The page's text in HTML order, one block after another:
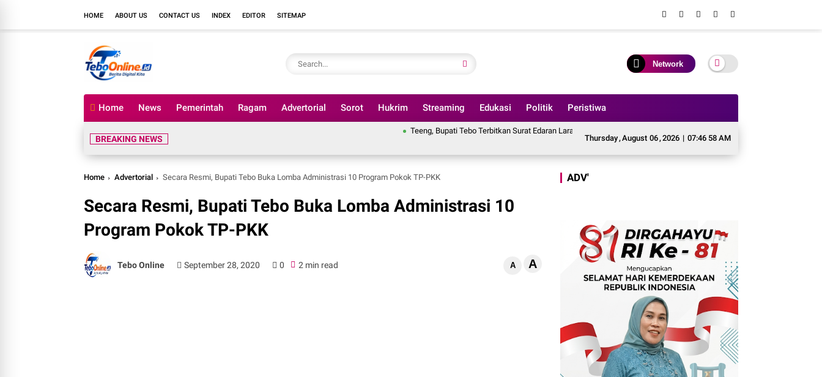
HOME ABOUT US CONTACT US INDEX EDITOR SITEMAP
Network
Home News Pemerintah Ragam Advertorial Sorot Hukrim Streaming Edukasi Politik Peristiwa
Thursday,August 06,2026 | 07:46 59 AM
BREAKING NEWS
Teeng, Bupati Tebo Terbitkan Surat Edaran Larangan Aktivitas PETI, Kades dan Perangkat Desa Yang Terlibat Bakal Disanksi
Home Advertorial Secara Resmi, Bupati Tebo Buka Lomba Administrasi 10 Program Pokok TP-PKK
Secara Resmi, Bupati Tebo Buka Lomba Administrasi 10
Program Pokok TP-PKK
Tebo Online September 28, 2020 0 2 min read A A
ADV'